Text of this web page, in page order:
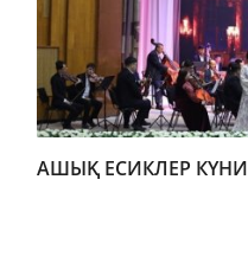
АШЫҚ ЕСИКЛЕР КҮНИ